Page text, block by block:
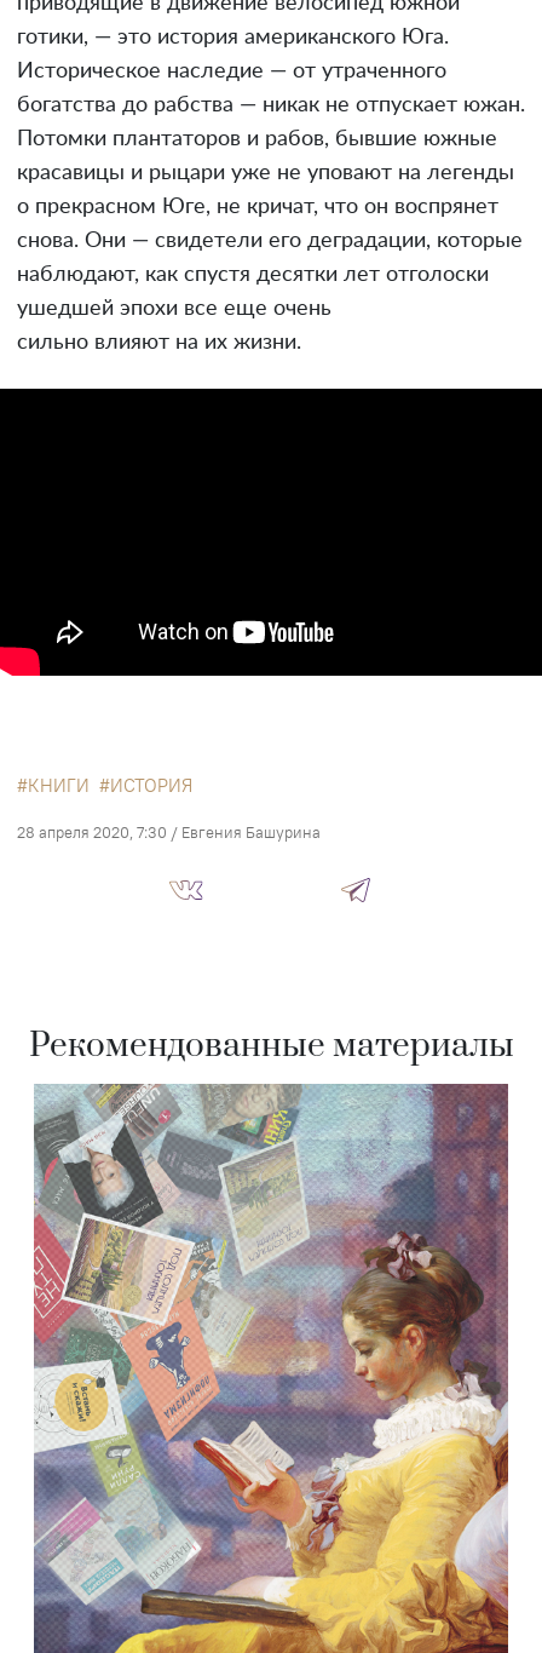
готики, — это история американского Юга.
Историческое наследие — от утраченного
богатства до рабства — никак не отпускает южан.
Потомки плантаторов и рабов, бывшие южные
красавицы и рыцари уже не уповают на легенды
о прекрасном Юге, не кричат, что он воспрянет
снова. Они — свидетели его деградации, которые
наблюдают, как спустя десятки лет отголоски
ушедшей эпохи все еще очень
сильно влияют на их жизни.
КНИГИ ИСТОРИЯ
28 апреля 2020, 7:30 / Евгения Башурина
Рекомендованные материалы